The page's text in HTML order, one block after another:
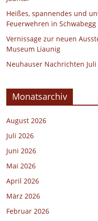
Heißes, spannendes und
Feuerwehren in Schwabegg
Vernissage zur neuen
Museum Liaunig
Neuhauser Nachrichten Juli
Monatsarchiv
August 2026
Juli 2026
Juni 2026
Mai 2026
April 2026
März 2026
Februar 2026